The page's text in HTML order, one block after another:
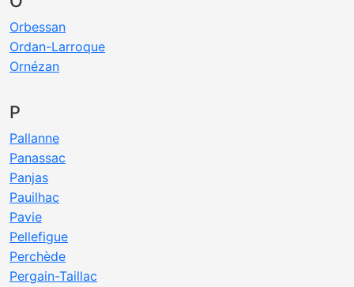
Orbessan
Ordan-Larroque
Ornézan
P
Pallanne
Panassac
Panjas
Pauilhac
Pavie
Pellefigue
Perchède
Pergain-Taillac